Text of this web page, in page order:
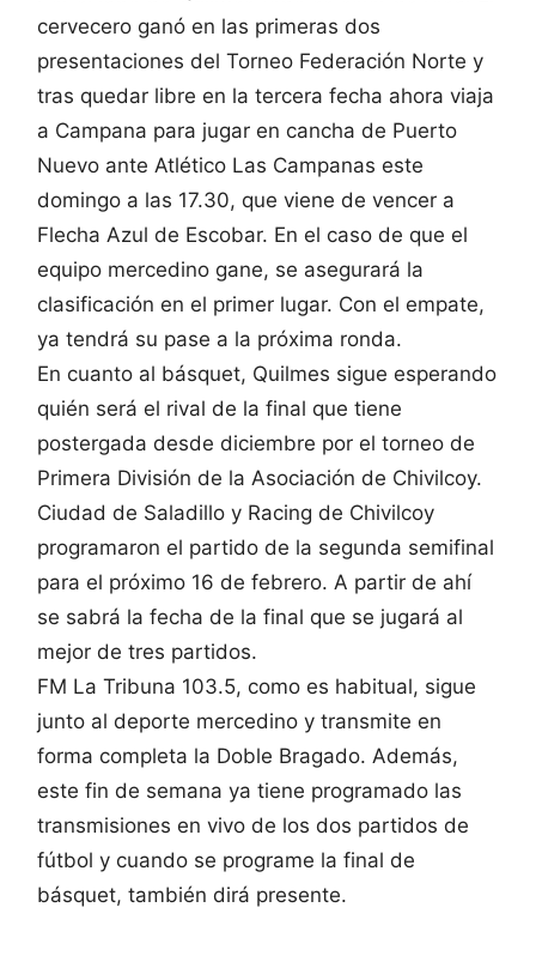
cervecero ganó en las primeras dos
presentaciones del Torneo Federación Norte y
tras quedar libre en la tercera fecha ahora viaja
a Campana para jugar en cancha de Puerto
Nuevo ante Atlético Las Campanas este
domingo a las 17.30, que viene de vencer a
Flecha Azul de Escobar. En el caso de que el
equipo mercedino gane, se asegurará la
clasificación en el primer lugar. Con el empate,
ya tendrá su pase a la próxima ronda.
En cuanto al básquet, Quilmes sigue esperando
quién será el rival de la final que tiene
postergada desde diciembre por el torneo de
Primera División de la Asociación de Chivilcoy.
Ciudad de Saladillo y Racing de Chivilcoy
programaron el partido de la segunda semifinal
para el próximo 16 de febrero. A partir de ahí
se sabrá la fecha de la final que se jugará al
mejor de tres partidos.
FM La Tribuna 103.5, como es habitual, sigue
junto al deporte mercedino y transmite en
forma completa la Doble Bragado. Además,
este fin de semana ya tiene programado las
transmisiones en vivo de los dos partidos de
fútbol y cuando se programe la final de
básquet, también dirá presente.